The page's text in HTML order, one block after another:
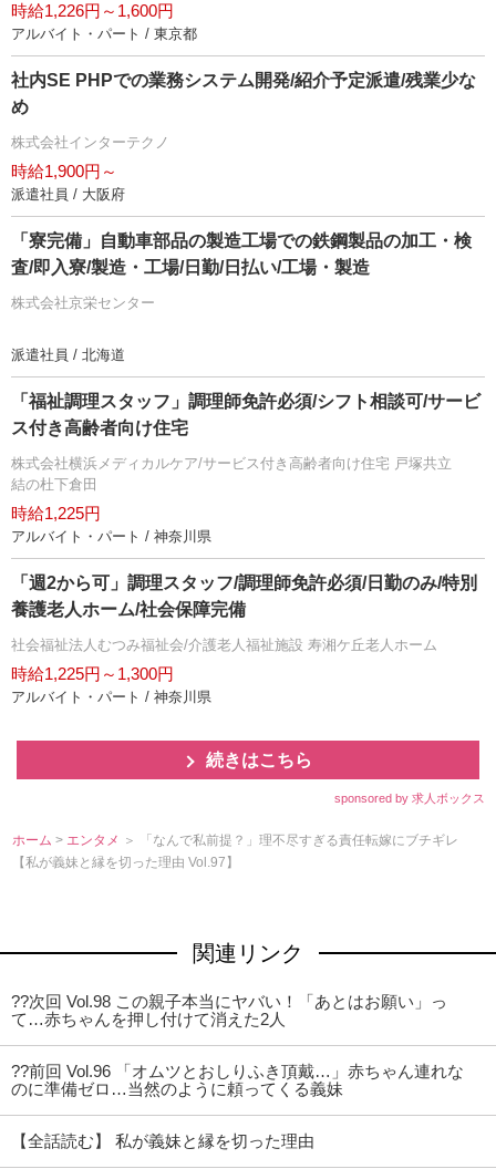
時給1,226円～1,600円
アルバイト・パート / 東京都
社内SE PHPでの業務システム開発/紹介予定派遣/残業少な
め
株式会社インターテクノ
時給1,900円～
派遣社員 / 大阪府
「寮完備」自動車部品の製造工場での鉄鋼製品の加工・検
査/即入寮/製造・工場/日勤/日払い/工場・製造
株式会社京栄センター
派遣社員 / 北海道
「福祉調理スタッフ」調理師免許必須/シフト相談可/サービ
ス付き高齢者向け住宅
株式会社横浜メディカルケア/サービス付き高齢者向け住宅 戸塚共立
結の杜下倉田
時給1,225円
アルバイト・パート / 神奈川県
「週2から可」調理スタッフ/調理師免許必須/日勤のみ/特別
養護老人ホーム/社会保障完備
社会福祉法人むつみ福祉会/介護老人福祉施設 寿湘ケ丘老人ホーム
時給1,225円～1,300円
アルバイト・パート / 神奈川県
続きはこちら
sponsored by 求人ボックス
ホーム > エンタメ ＞ 「なんで私前提？」理不尽すぎる責任転嫁にブチギレ
【私が義妹と縁を切った理由 Vol.97】
関連リンク
??次回 Vol.98 この親子本当にヤバい！「あとはお願い」っ
て…赤ちゃんを押し付けて消えた2人
??前回 Vol.96 「オムツとおしりふき頂戴…」赤ちゃん連れな
のに準備ゼロ…当然のように頼ってくる義妹
【全話読む】 私が義妹と縁を切った理由